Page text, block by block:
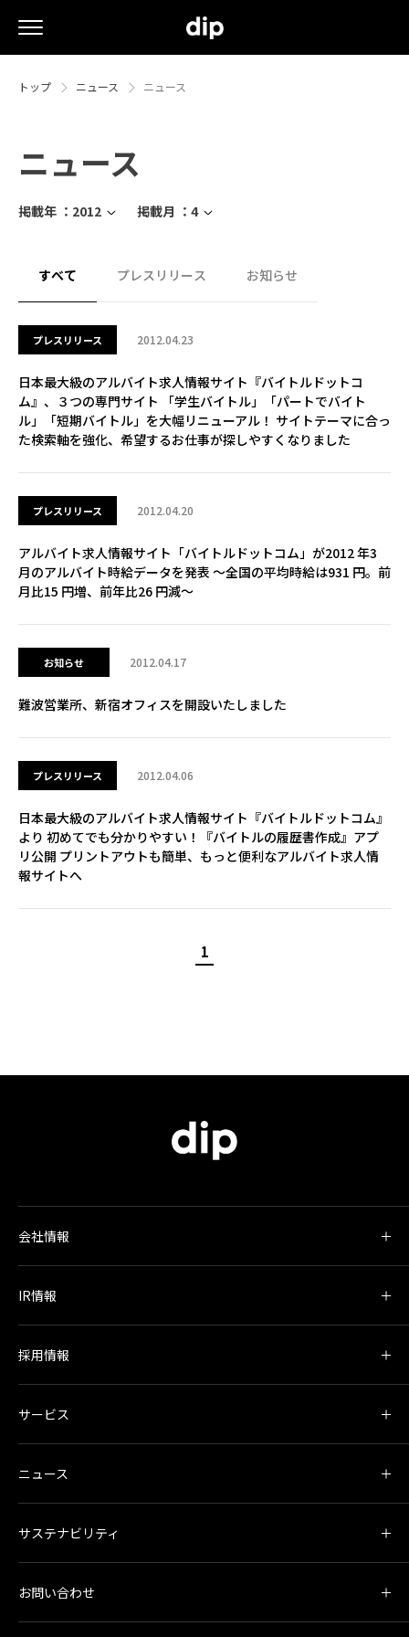
トップ ニュース ニュース
ニュース
掲載年 ： 2012 掲載月 ： 4
すべて プレスリリース お知らせ
プレスリリース 2012.04.23
日本最大級のアルバイト求人情報サイト『バイトルドットコ
ム』、３つの専門サイト 「学生バイトル」「パートでバイト
ル」「短期バイトル」を大幅リニューアル！ サイトテーマに合っ
た検索軸を強化、希望するお仕事が探しやすくなりました
プレスリリース 2012.04.20
アルバイト求人情報サイト「バイトルドットコム」が2012 年3
月のアルバイト時給データを発表 ～全国の平均時給は931 円。前
月比15 円増、前年比26 円減～
お知らせ 2012.04.17
難波営業所、新宿オフィスを開設いたしました
プレスリリース 2012.04.06
日本最大級のアルバイト求人情報サイト『バイトルドットコム』
より 初めてでも分かりやすい！『バイトルの履歴書作成』アプ
リ公開 プリントアウトも簡単、もっと便利なアルバイト求人情
報サイトへ
1
会社情報
IR情報
採用情報
サービス
ニュース
サステナビリティ
お問い合わせ